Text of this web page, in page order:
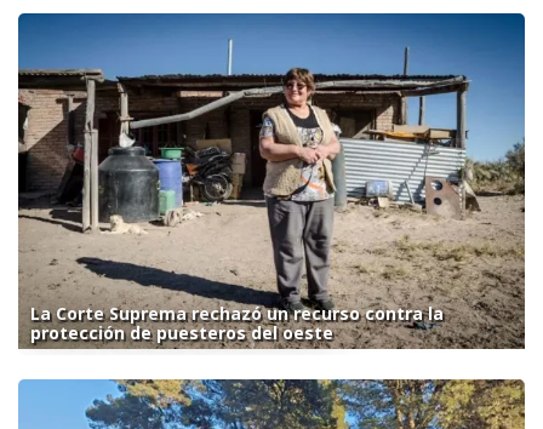
La Corte Suprema rechazó un recurso contra la
protección de puesteros del oeste